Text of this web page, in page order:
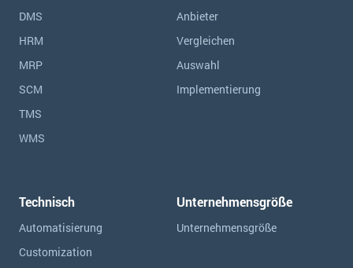
DMS
HRM
MRP
SCM
TMS
WMS
Anbieter
Vergleichen
Auswahl
Implementierung
Technisch
Automatisierung
Customization
Unternehmensgröße
Unternehmensgröße